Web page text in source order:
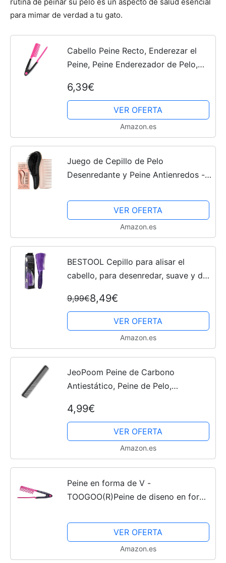
para mimar de verdad a tu gato.
Cabello Peine Recto, Enderezar el
Peine, Peine Enderezador de Pelo,
Peine Alisador de Cabello para
Cabello Nudoso, para...
6,39€
VER OFERTA
Amazon.es
Juego de Cepillo de Pelo
Desenredante y Peine Antienredos -
Húmedo, Seco, Rizado, Mujeres y
Niños - Peine de Puas Anchas (Oro...
VER OFERTA
Amazon.es
BESTOOL Cepillo para alisar el
cabello, para desenredar, suave y de
apta para el desenredador natural
(púrpura)
9,99€8,49€
VER OFERTA
Amazon.es
JeoPoom Peine de Carbono
Antiestático, Peine de Pelo,
Barberos Peines, Carbono Peluquería
Peine Pelo
4,99€
VER OFERTA
Amazon.es
Peine en forma de V -
TOOGOO(R)Peine de diseno en forma
de DIY de salon de pelo de belleza
de color negro rojo rosado
VER OFERTA
Amazon.es